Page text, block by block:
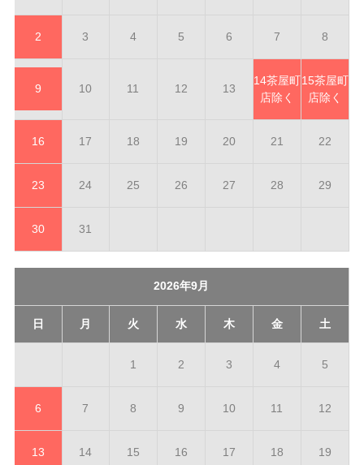
2 3 4 5 6 7 8
9 10 11 12 13
14茶屋町
店除く
15茶屋町
店除く
16 17 18 19 20 21 22
23 24 25 26 27 28 29
30 31
2026年9月
日 月 火 水 木 金 土
1 2 3 4 5
6 7 8 9 10 11 12
13 14 15 16 17 18 19